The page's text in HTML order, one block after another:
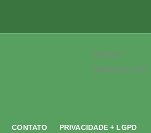
Tempo -
Tutiempo.net
CONTATO PRIVACIDADE + LGPD